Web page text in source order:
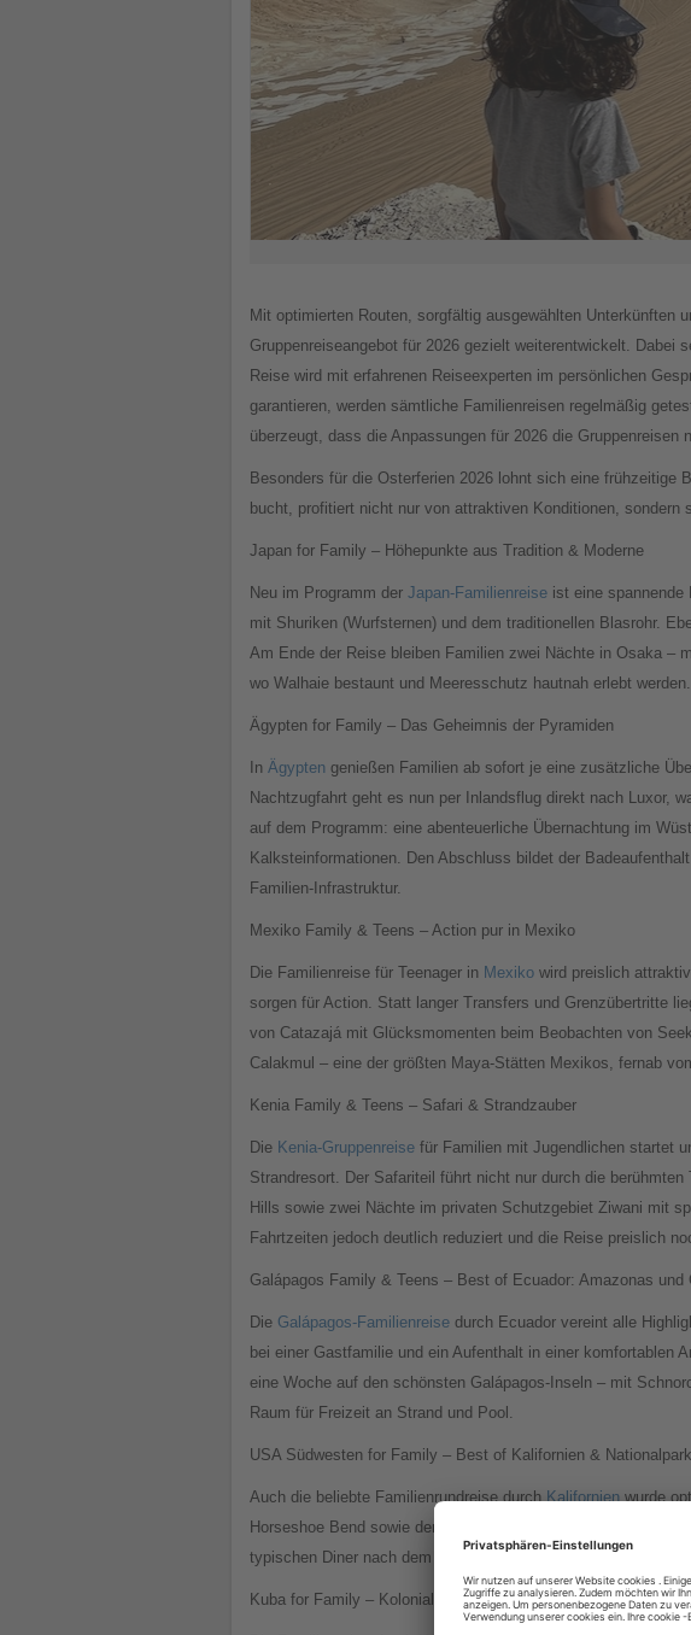
Mit optimierten Routen, sorgfältig ausgewählten Unterkünften
Gruppenreiseangebot für 2026 gezielt weiterentwickelt.
Reise wird mit erfahrenen Reiseexperten im persönlichen
garantieren, werden sämtliche Familienreisen regelmäßig
überzeugt, dass die Anpassungen für 2026 die
Besonders für die Osterferien 2026 lohnt sich eine frühzeitige
bucht, profitiert nicht nur von attraktiven Konditionen,
Japan for Family – Höhepunkte aus Tradition & Moderne
Neu im Programm der Japan-Familienreise ist eine spannende
mit Shuriken (Wurfsternen) und dem traditionellen Blasrohr.
Am Ende der Reise bleiben Familien zwei Nächte in Osaka –
wo Walhaie bestaunt und Meeresschutz hautnah erlebt werden.
Ägypten for Family – Das Geheimnis der Pyramiden
In Ägypten genießen Familien ab sofort je eine zusätzliche
Nachtzugfahrt geht es nun per Inlandsflug direkt nach Luxor,
auf dem Programm: eine abenteuerliche Übernachtung im
Kalksteinformationen. Den Abschluss bildet der
Familien-Infrastruktur.
Mexiko Family & Teens – Action pur in Mexiko
Die Familienreise für Teenager in Mexiko wird preislich
sorgen für Action. Statt langer Transfers und Grenzübertritte
von Catazajá mit Glücksmomenten beim Beobachten von
Calakmul – eine der größten Maya-Stätten Mexikos, fernab
Kenia Family & Teens – Safari & Strandzauber
Die Kenia-Gruppenreise für Familien mit Jugendlichen startet
Strandresort. Der Safariteil führt nicht nur durch die
Hills sowie zwei Nächte im privaten Schutzgebiet Ziwani mit
Fahrtzeiten jedoch deutlich reduziert und die Reise preislich
Galápagos Family & Teens – Best of Ecuador: Amazonas und
Die Galápagos-Familienreise durch Ecuador vereint alle
bei einer Gastfamilie und ein Aufenthalt in einer komfortablen
eine Woche auf den schönsten Galápagos-Inseln – mit
Raum für Freizeit an Strand und Pool.
USA Südwesten for Family – Best of Kalifornien &
Auch die beliebte Familienrundreise durchKalifornienwurde
Horseshoe Bend sowie dem Antelope Canyon. Ein weiteres
typischen Diner nach dem Besuch des Grand Canyons.
Kuba for Family – Koloniales Flair & Karibikfeeling